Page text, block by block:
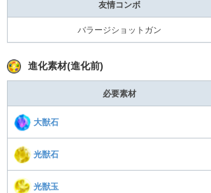
友情コンボ
バラージショットガン
進化素材(進化前)
必要素材
大獣石
光獣石
光獣玉